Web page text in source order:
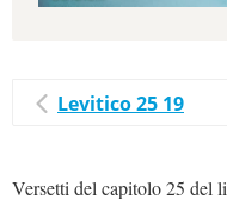
Levitico 25 19
Versetti del capitolo 25 del